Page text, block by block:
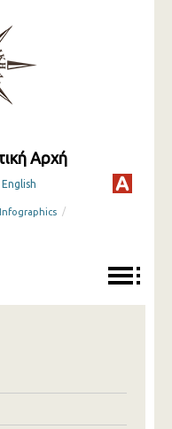
Αρχή
English
Infographics /